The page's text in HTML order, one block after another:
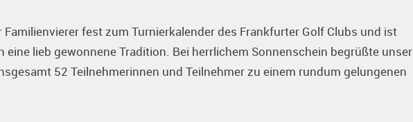
fest zum Turnierkalender des Frankfurter Golf Clubs und ist
eine lieb gewonnene Tradition. Bei herrlichem Sonnenschein begrüßte unser
52 Teilnehmerinnen und Teilnehmer zu einem rundum gelungenen